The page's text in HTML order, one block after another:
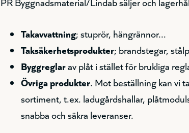
Takavvattning; stuprör, hängrännor...
Taksäkerhetsprodukter; brandstegar,
Byggreglarav plåt i stället för brukliga
Övriga produkter. Mot beställning kan vi
sortiment, t.ex. ladugårdshallar,
snabba och säkra leveranser.